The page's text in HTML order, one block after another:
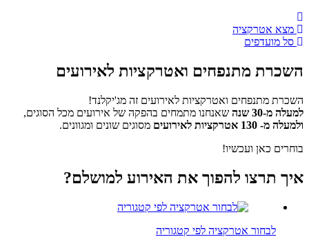
מצא אטרקציה
סל מועדפים
מתנפחים ואטרקציות לאירועים
מתנפחים ואטרקציות לאירועים זה מג'יקלנד!
מ-30 שנה
שאנחנו מתמחים בהפקה של אירועים מכל הסוגים,
130 אטרקציות לאירועים
מסוגים שונים ומגוונים.
כאן ועכשיו!
תרצו להפוך את האירוע למושלם?
לבחור אטרקציה לפי קטגוריה